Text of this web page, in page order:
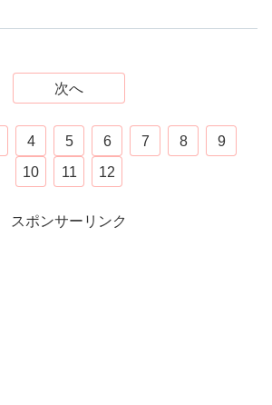
次へ
4 5 6 7 8
9
10
11 12
スポンサーリンク